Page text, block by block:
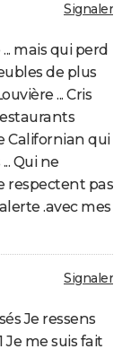
Signaler
mais qui perd
de plus
... Cris
Californian qui
Qui ne
respectent pas
.avec mes
Signaler
Je ressens
Je me suis fait